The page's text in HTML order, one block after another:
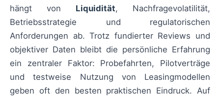
hängt von Liquidität, Nachfragevolatilität,
Betriebsstrategie und regulatorischen
Anforderungen ab. Trotz fundierter Reviews und
objektiver Daten bleibt die persönliche Erfahrung
ein zentraler Faktor: Probefahrten, Pilotverträge
und testweise Nutzung von Leasingmodellen
geben oft den besten praktischen Eindruck. Auf